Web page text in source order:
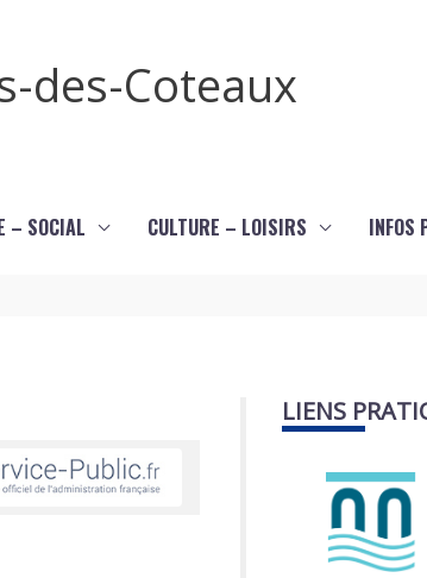
des-Coteaux
– SOCIAL CULTURE – LOISIRS INFOS
LIENS